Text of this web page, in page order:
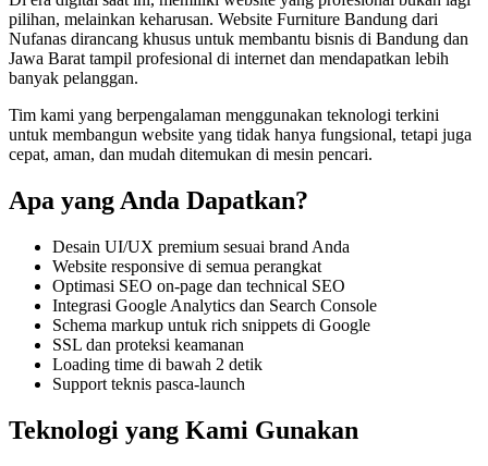
pilihan, melainkan keharusan. Website Furniture Bandung dari
Nufanas dirancang khusus untuk membantu bisnis di Bandung dan
Jawa Barattampil profesional di internet dan mendapatkan lebih
banyak pelanggan.
Tim kami yang berpengalaman menggunakan teknologi terkini
untuk membangun website yang tidak hanya fungsional, tetapi juga
cepat, aman, dan mudah ditemukan di mesin pencari.
Apa yang Anda Dapatkan?
Desain UI/UX premium sesuai brand Anda
Website responsive di semua perangkat
Optimasi SEO on-page dan technical SEO
Integrasi Google Analytics dan Search Console
Schema markup untuk rich snippets di Google
SSL dan proteksi keamanan
Loading time di bawah 2 detik
Support teknis pasca-launch
Teknologi yang Kami Gunakan